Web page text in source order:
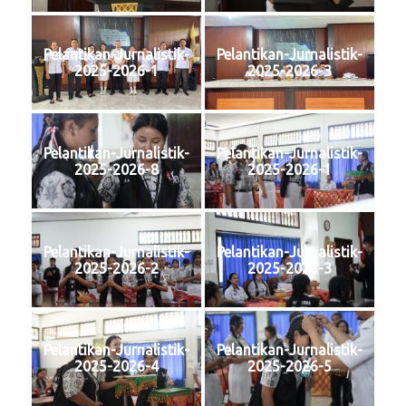
Pelantikan-Jurnalistik-
2025-2026-1
Pelantikan-Jurnalistik-
2025-2026-3
Pelantikan-Jurnalistik-
2025-2026-8
Pelantikan-Jurnalistik-
2025-2026-1
Pelantikan-Jurnalistik-
2025-2026-2
Pelantikan-Jurnalistik-
2025-2026-3
Pelantikan-Jurnalistik-
2025-2026-4
Pelantikan-Jurnalistik-
2025-2026-5